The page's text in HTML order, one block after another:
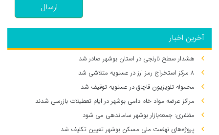
ارسال
آخرین اخبار
هشدار سطح نارنجی در استان بوشهر صادر شد
۸ مرکز استخراج رمز ارز در عسلویه متلاشی شد
محموله تلویزیون قاچاق در عسلویه توقیف شد
مراکز عرضه مواد خام دامی بوشهر در ایام تعطیلات بازرسی شدند
مظفری: جمعه‌بازار بوشهر ساماندهی می‌ شود
پروژه‌های نهضت ملی مسکن بوشهر تعیین تکلیف شد